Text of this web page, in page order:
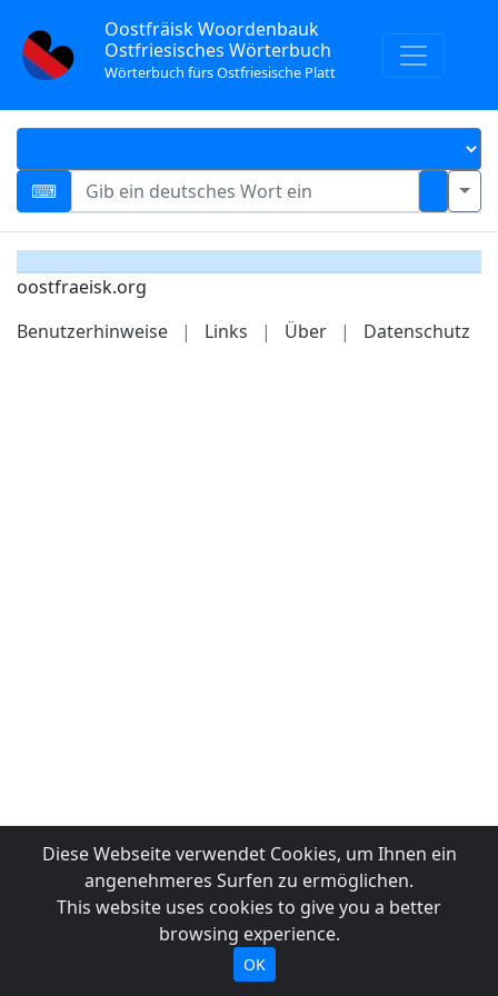
Oostfräisk Woordenbauk
Ostfriesisches Wörterbuch
Wörterbuch fürs Ostfriesische Platt
oostfraeisk.org
Benutzerhinweise
| Links | Über | Datenschutz
Diese Webseite verwendet Cookies, um Ihnen ein
angenehmeres Surfen zu ermöglichen.
This website uses cookies to give you a better
browsing experience.
OK